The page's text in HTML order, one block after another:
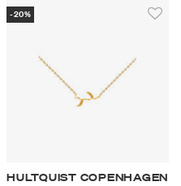
-20%
HULTQUIST COPENHAGEN